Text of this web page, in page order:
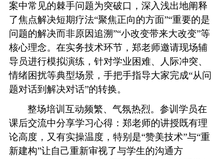
案中常见的棘手问题为突破口，深入浅出地阐释
了焦点解决短期疗法“聚焦正向的方面”“重要的是
问题的解决而非原因追溯”“小改变带来大改变”等
核心理念。在实务技术环节，郑老师邀请现场辅
导员进行模拟演练，针对学业困难、人际冲突、
情绪困扰等典型场景，手把手指导大家完成“从问
题对话到解决对话”的转换。
整场培训互动频繁、气氛热烈。 参训学员在
课后交流中分享学习心得： 郑老师的讲授既有理
论高度，又有实操温度，特别是“赞美技术”与“重
新建构”让自己重新审视了与学生的沟通方